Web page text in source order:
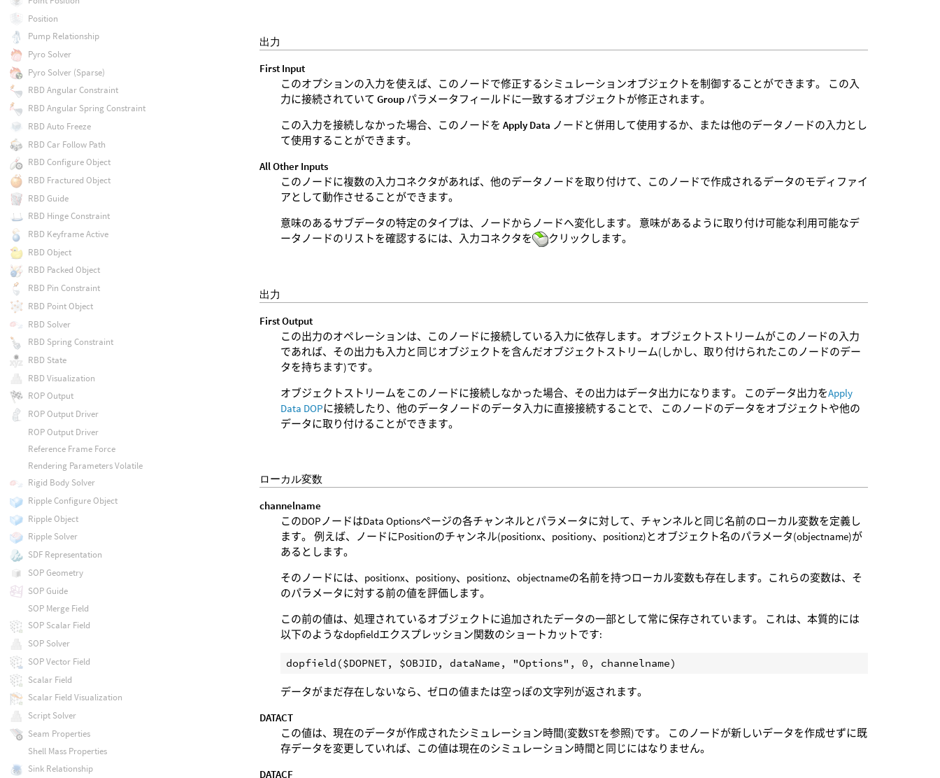
出力
First Input
このオプションの入力を使えば、このノードで修正するシミュレーションオブジェクトを制御することができます。 この入
力に接続されていてGroup パラメータフィールドに一致するオブジェクトが修正されます。
この入力を接続しなかった場合、このノードをApply Data ノードと併用して使用するか、または他のデータノードの入力とし
て使用することができます。
All Other Inputs
このノードに複数の入力コネクタがあれば、他のデータノードを取り付けて、このノードで作成されるデータのモディファイ
アとして動作させることができます。
意味のあるサブデータの特定のタイプは、ノードからノードへ変化します。 意味があるように取り付け可能な利用可能なデ
ータノードのリストを確認するには、入力コネクタを
クリックします。
出力
First Output
この出力のオペレーションは、このノードに接続している入力に依存します。 オブジェクトストリームがこのノードの入力
であれば、その出力も入力と同じオブジェクトを含んだオブジェクトストリーム(しかし、取り付けられたこのノードのデー
タを持ちます)です。
オブジェクトストリームをこのノードに接続しなかった場合、その出力はデータ出力になります。 このデータ出力をApply
Data DOPに接続したり、他のデータノードのデータ入力に直接接続することで、 このノードのデータをオブジェクトや他の
データに取り付けることができます。
ローカル変数
channelname
このDOPノードはData Optionsページの各チャンネルとパラメータに対して、チャンネルと同じ名前のローカル変数を定義し
ます。 例えば、ノードにPositionのチャンネル(positionx、positiony、positionz)とオブジェクト名のパラメータ(objectname)が
あるとします。
そのノードには、positionx、positiony、positionz、objectnameの名前を持つローカル変数も存在します。これらの変数は、そ
のパラメータに対する前の値を評価します。
この前の値は、処理されているオブジェクトに追加されたデータの一部として常に保存されています。 これは、本質的には
以下のようなdopfieldエクスプレッション関数のショートカットです:
データがまだ存在しないなら、ゼロの値または空っぽの文字列が返されます。
DATACT
この値は、現在のデータが作成されたシミュレーション時間(変数STを参照)です。 このノードが新しいデータを作成せずに既
存データを変更していれば、この値は現在のシミュレーション時間と同じにはなりません。
DATACF
Position
Pump Relationship
Pyro Solver
Pyro Solver (Sparse)
RBD Angular Constraint
RBD Angular Spring Constraint
RBD Auto Freeze
RBD Car Follow Path
RBD Configure Object
RBD Fractured Object
RBD Guide
RBD Hinge Constraint
RBD Keyframe Active
RBD Object
RBD Packed Object
RBD Pin Constraint
RBD Point Object
RBD Solver
RBD Spring Constraint
RBD State
RBD Visualization
ROP Output
ROP Output Driver
ROP Output Driver
Reference Frame Force
Rendering Parameters Volatile
Rigid Body Solver
Ripple Configure Object
Ripple Object
Ripple Solver
SDF Representation
SOP Geometry
SOP Guide
SOP Merge Field
SOP Scalar Field
SOP Solver
SOP Vector Field
Scalar Field
Scalar Field Visualization
Script Solver
Seam Properties
Shell Mass Properties
Sink Relationship